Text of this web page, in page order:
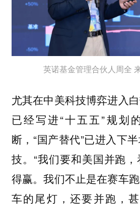
英诺基金管理合伙人周全
尤其在中美科技博弈进入
已经写进“十五五”规划
断，“国产替代”已进入下
技。“我们要和美国并跑
得赢。我们不止是在赛车
车的尾灯，还要并跑，